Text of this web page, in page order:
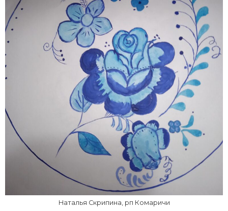
Наталья Скрипина, рп Комаричи